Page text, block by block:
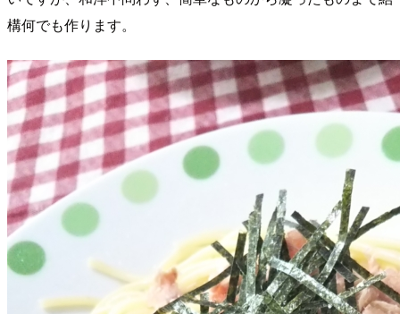
構何でも作ります。